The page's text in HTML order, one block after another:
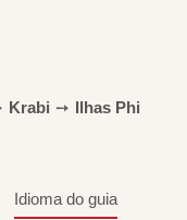
Krabi ➙ Ilhas Phi
Idioma do guia